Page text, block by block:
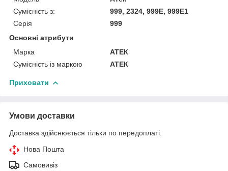
Сумісність з:
999, 2324, 999Е, 999Е1
Серія
999
Основні атрибути
Марка
АТЕК
Сумісність із маркою
АТЕК
Приховати
Умови доставки
Доставка здійснюється тільки по передоплаті.
Нова Пошта
Самовивіз